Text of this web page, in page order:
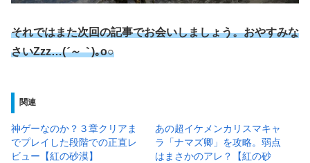
それではまた次回の記事でお会いしましょう。おやすみな
さいZzz…(´～｀)｡o○
関連
神ゲーなのか？３章クリアま
でプレイした段階での正直レ
ビュー【紅の砂漠】
あの超イケメンカリスマキャ
ラ「ナマズ卿」を攻略。弱点
はまさかのアレ？【紅の砂